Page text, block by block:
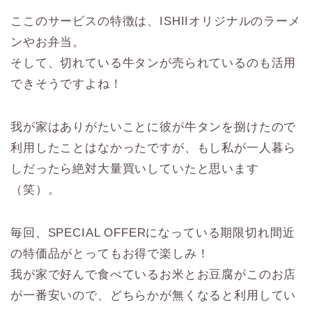
ここのサービスの特徴は、ISHIIオリジナルのラーメ
ンやお弁当。
そして、切れている牛タンが売られているのも活用
できそうですよね！
我が家はありがたいことに彼が牛タンを捌けたので
利用したことはなかったですが、もし私が一人暮ら
しだったら絶対大量買いしていたと思います
（笑）。
毎回、SPECIAL OFFERになっている期限切れ間近
の特価品がとってもお得で楽しみ！
我が家で好んで食べているお米とお豆腐がこのお店
が一番安いので、どちらかが無くなると利用してい